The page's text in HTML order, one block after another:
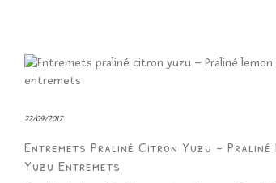
22/09/2017
Entremets Praliné Citron Yuzu – Praliné
Yuzu Entremets